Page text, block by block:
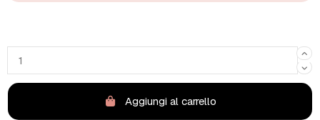
Aggiungi al carrello